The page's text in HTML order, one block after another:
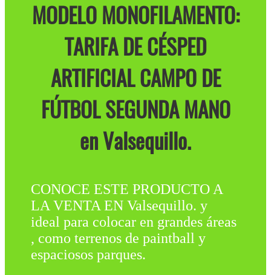
MODELO MONOFILAMENTO:
TARIFA DE CÉSPED
ARTIFICIAL CAMPO DE
FÚTBOL SEGUNDA MANO
en Valsequillo.
CONOCE ESTE PRODUCTO A
LA VENTA EN Valsequillo. y
ideal para colocar en grandes áreas
, como terrenos de paintball y
espaciosos parques.